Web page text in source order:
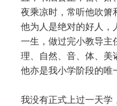
夜乘凉时，常听他吹箫
他为人是绝对的好人，
一生，做过完小教导
理、自然、音、体、美
他亦是我小学阶段的唯
我没有正式上过一天学